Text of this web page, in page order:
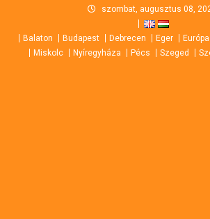
content
szombat, augusztus 08,
Balaton Budapest Debrecen Eger Európa
Miskolc
Nyíregyháza Pécs Szeged